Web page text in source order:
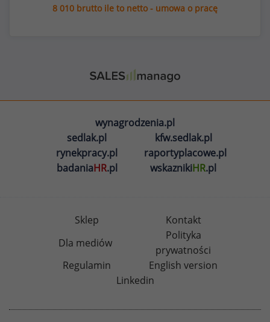
8 010 brutto ile to netto - umowa o pracę
wynagrodzenia.pl
sedlak.pl
kfw.sedlak.pl
rynekpracy.pl
raportyplacowe.pl
badaniaHR.pl wskaznikiHR.pl
Sklep
Kontakt
Dla mediów
Polityka
prywatności
Regulamin
English version
Linkedin